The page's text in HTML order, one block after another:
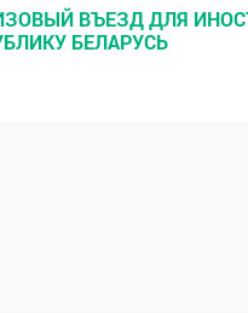
ВЪЕЗД ДЛЯ
БЕЛАРУСЬ